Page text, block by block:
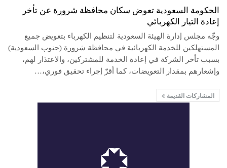
الحكومة السعودية تعوض سكان محافظة شرورة عن تأخر
إعادة التيار الكهربائي
وجّه مجلس إدارة الهيئة السعودية لتنظيم الكهرباء بتعويض جميع
المستهلكين للخدمة الكهربائية في محافظة شرورة (جنوب السعودية)
بسبب تأخر الشركة في إعادة الخدمة للمشتركين، والاعتذار لهم،
وإشعارهم بمقدار التعويضات، كما أقرّ إجراء تحقيق فوري،…
المشاركات القديمة